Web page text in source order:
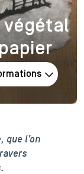
végétal
que l’on